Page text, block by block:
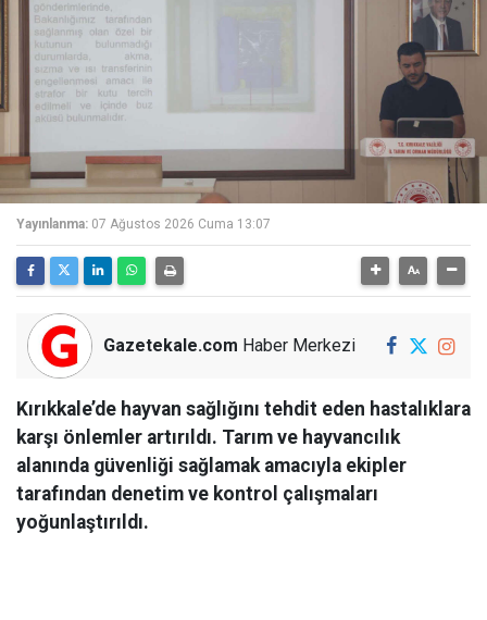
Yayınlanma: 07 Ağustos 2026 Cuma 13:07
Gazetekale.com Haber Merkezi
Kırıkkale’de hayvan sağlığını tehdit eden hastalıklara
karşı önlemler artırıldı. Tarım ve hayvancılık
alanında güvenliği sağlamak amacıyla ekipler
tarafından denetim ve kontrol çalışmaları
yoğunlaştırıldı.